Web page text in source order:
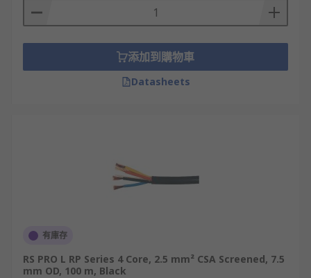
添加到購物車
Datasheets
有庫存
RS PRO L RP Series 4 Core, 2.5 mm² CSA Screened, 7.5
mm OD, 100 m, Black